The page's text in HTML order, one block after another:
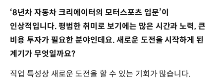
‘8년차 자동차 크리에이터의 모터스포츠 입문’이
인상적입니다. 평범한 취미로 보기에는 많은 시간과 노력, 큰
비용 투자가 필요한 분야인데요. 새로운 도전을 시작하게 된
계기가 무엇일까요?
직업 특성상 새로운 도전을 할 수 있는 기회가 많습니다.